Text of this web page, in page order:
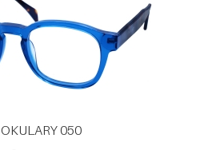
OKULARY 050